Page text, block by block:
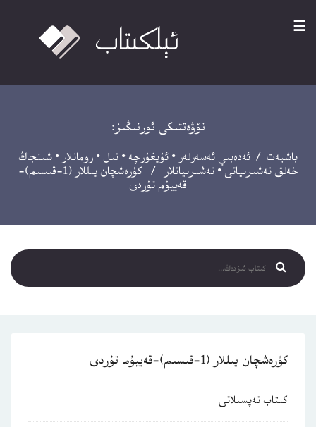
☰
نۆۋەتتىكى ئورنىڭىز:
باشبەت / ئەدەبىي ئەسەرلەر • ئۇيغۇرچە • تىل • رومانلار • شىنجاڭ
خەلق نەشىرىياتى •نەشىرىياتلار
/ كۈرەشچان يىللار (1-قىسىم)-
قەييۇم تۇردى
كۈرەشچان يىللار (1-قىسىم)-قەييۇم تۇردى
كىتاب تەپسىلاتى